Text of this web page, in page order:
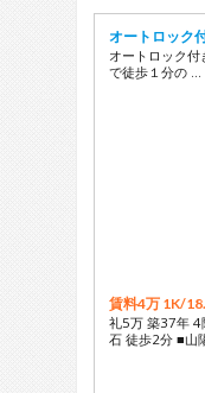
オートロック
オートロック
で徒歩１分の …
賃料4万 1K/
礼5万 築37年 4
石 徒歩2分 ■山